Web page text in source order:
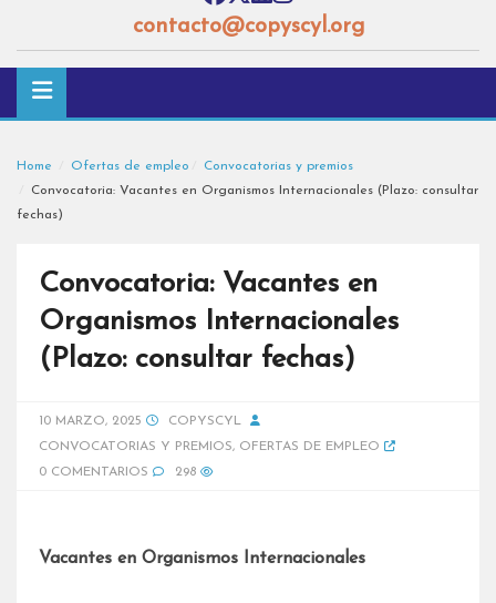
contacto@copyscyl.org
Home Ofertas de empleo
Convocatorias y premios
Convocatoria: Vacantes en Organismos Internacionales (Plazo: consultar
fechas)
Convocatoria: Vacantes en
Organismos Internacionales
(Plazo: consultar fechas)
10 MARZO, 2025
COPYSCYL
CONVOCATORIAS Y PREMIOS, OFERTAS DE EMPLEO
0 COMENTARIOS
298
Vacantes en Organismos Internacionales